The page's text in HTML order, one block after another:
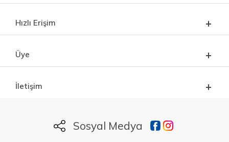
Hızlı Erişim
Üye
İletişim
Sosyal Medya